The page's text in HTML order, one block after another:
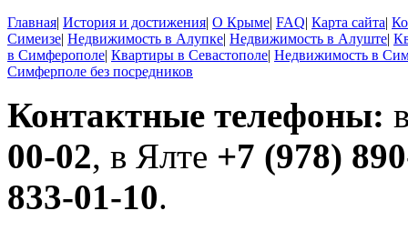
Главная| История и достижения| О Крыме| FAQ| Карта сайта|
Симеизе| Недвижимость в Алупке| Недвижимость в Алуште|
в Симферополе| Квартиры в Севастополе| Недвижимость в
Симферполе без посредников
Контактные телефоны:
00-02, в Ялте +7 (978)
833-01-10.